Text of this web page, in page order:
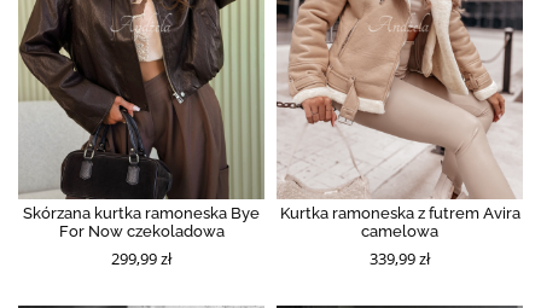
Skórzana kurtka ramoneska Bye
For Now czekoladowa
299,99 zł
Kurtka ramoneska z futrem Avira
camelowa
339,99 zł